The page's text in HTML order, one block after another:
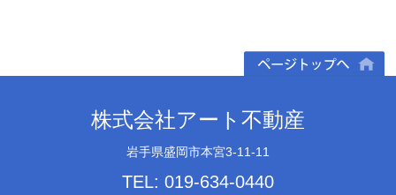
株式会社アート不動産
岩手県盛岡市本宮3-11-11
TEL: 019-634-0440